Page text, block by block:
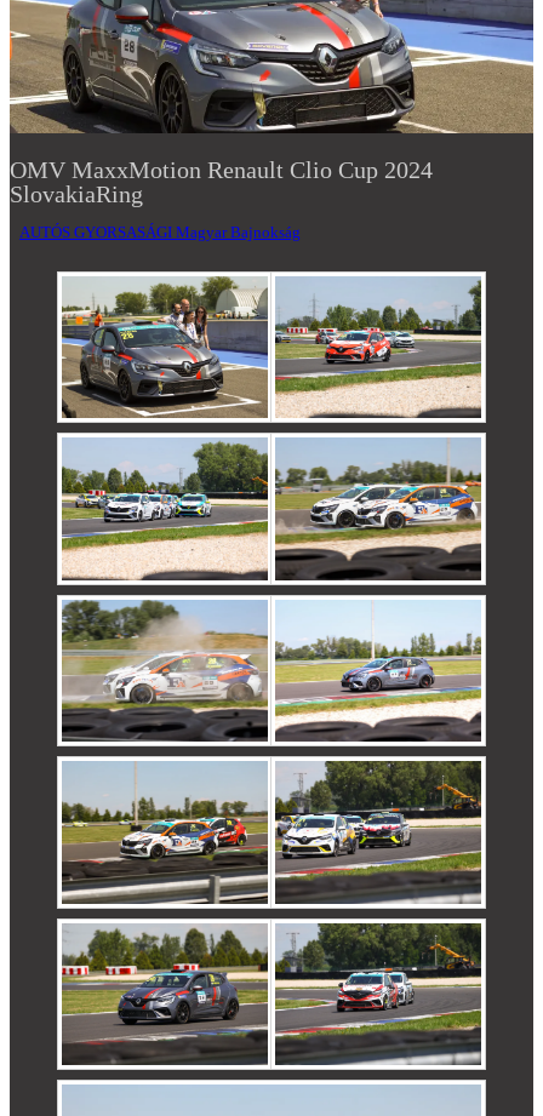
OMV MaxxMotion Renault Clio Cup 2024
SlovakiaRing
AUTÓS GYORSASÁGI Magyar Bajnokság